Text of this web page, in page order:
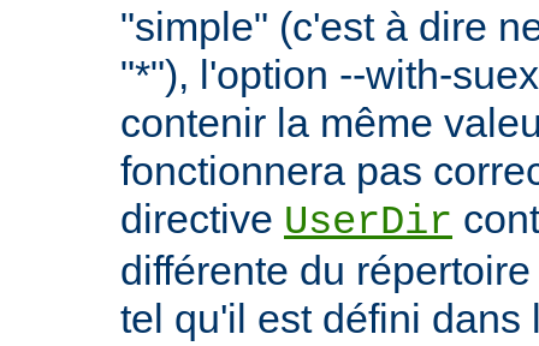
"simple" (c'est à dire
"*"), l'option --with-
contenir la même
fonctionnera pas
directive UserDir
différente du
tel qu'il est défini